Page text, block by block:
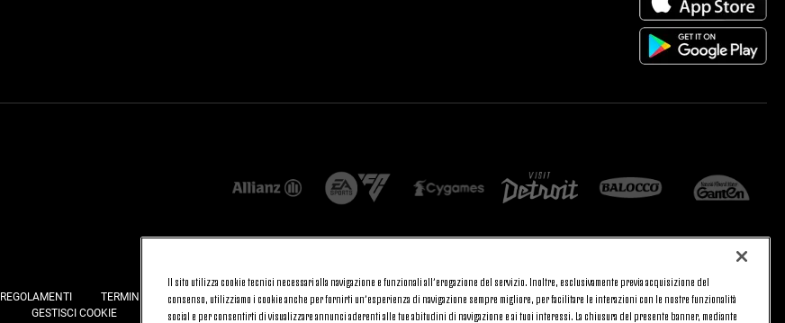
REGOLAMENTI TERMINI E CONDIZIONI FATTURAZIONE ELETTRONICA
PRIVACY
GESTISCI COOKIE
JOIN US CONTATTACI FAQ
TORNA SU
Il sito utilizza cookie tecnici necessari alla navigazione e funzionali all’erogazione del servizio. Inoltre, esclusivamente previa acquisizione del
consenso, utilizziamo i cookie anche per fornirti un’esperienza di navigazione sempre migliore, per facilitare le interazioni con le nostre funzionalità
social e per consentirti di visualizzare annunci aderenti alle tue abitudini di navigazione e ai tuoi interessi. La chiusura del presente banner, mediante